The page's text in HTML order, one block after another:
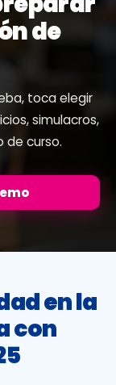
de
toca elegir
simulacros,
de curso.
en la
con